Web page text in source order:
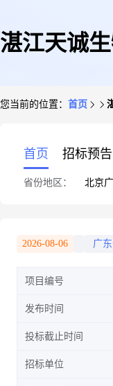
湛江天诚
环境影
您当前的位置： 首页
首页 招标预告
省份地区： 北京
2026-08-06 广
项目编号
发布时间
投标截止时间
招标单位